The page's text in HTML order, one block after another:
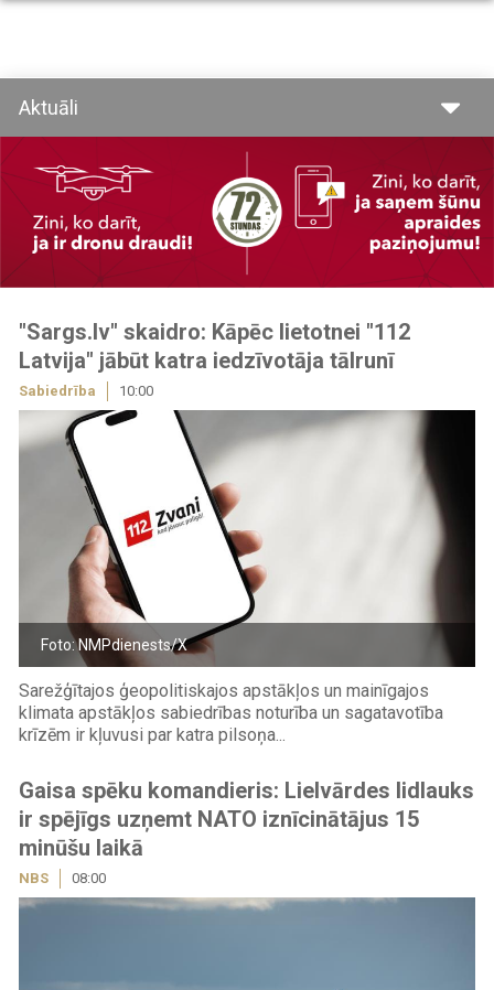
Pārlekt
saturu
Aktuāli
Image
"Sargs.lv" skaidro: Kāpēc lietotnei "112
Latvija" jābūt katra iedzīvotāja tālrunī
Sabiedrība 10:00
Foto: NMPdienests/X
Sarežģītajos ģeopolitiskajos apstākļos un mainīgajos
klimata apstākļos sabiedrības noturība un sagatavotība
krīzēm ir kļuvusi par katra pilsoņa...
Gaisa spēku komandieris: Lielvārdes lidlauks
ir spējīgs uzņemt NATO iznīcinātājus 15
minūšu laikā
NBS 08:00